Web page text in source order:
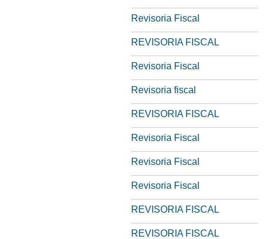
Revisoria Fiscal
REVISORIA FISCAL
Revisoria Fiscal
Revisoria fiscal
REVISORIA FISCAL
Revisoria Fiscal
Revisoria Fiscal
Revisoria Fiscal
REVISORIA FISCAL
REVISORIA FISCAL